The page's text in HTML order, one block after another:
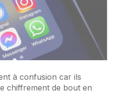
à confusion car ils
chiffrement de bout en